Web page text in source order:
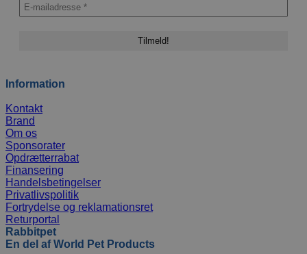
Information
Kontakt
Brand
Om os
Sponsorater
Opdrætterrabat
Finansering
Handelsbetingelser
Privatlivspolitik
Fortrydelse og reklamationsret
Returportal
Rabbitpet
En del af World Pet Products